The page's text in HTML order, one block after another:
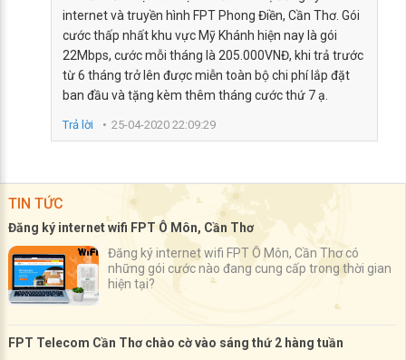
internet và truyền hình FPT Phong Điền, Cần Thơ. Gói
cước thấp nhất khu vực Mỹ Khánh hiện nay là gói
22Mbps, cước mỗi tháng là 205.000VNĐ, khi trả trước
từ 6 tháng trở lên được miễn toàn bộ chi phí lắp đặt
ban đầu và tặng kèm thêm tháng cước thứ 7 ạ.
Trả lời 25-04-2020 22:09:29
TIN TỨC
Đăng ký internet wifi FPT Ô Môn, Cần Thơ
Đăng ký internet wifi FPT Ô Môn, Cần Thơ có
những gói cước nào đang cung cấp trong thời gian
hiện tại?
FPT Telecom Cần Thơ chào cờ vào sáng thứ 2 hàng tuần